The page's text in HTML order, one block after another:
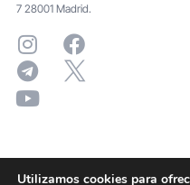
7 28001 Madrid.
Utilizamos cookies para